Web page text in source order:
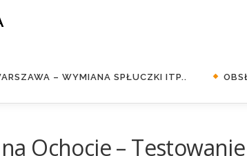
– WYMIANA SPŁUCZKI ITP..
Ochocie –